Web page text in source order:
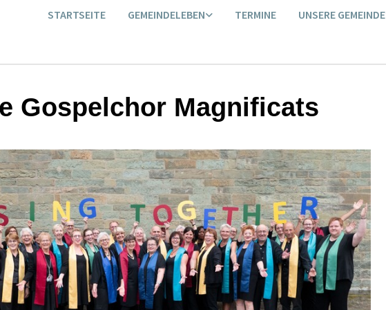
STARTSEITE GEMEINDELEBEN TERMINE UNSERE GEMEINDE
Gospelchor Magnificats